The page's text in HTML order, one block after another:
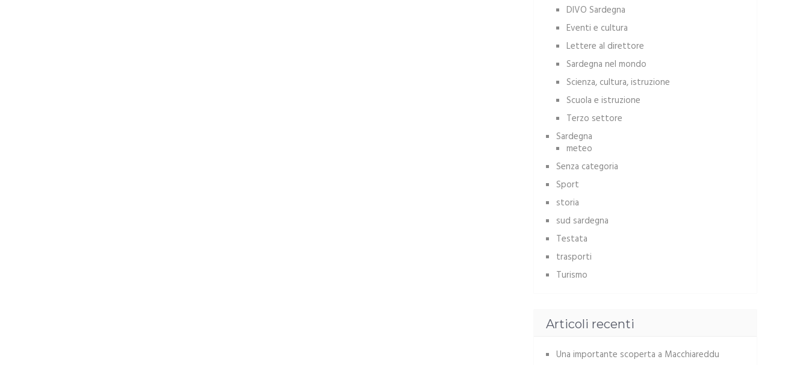
DIVO Sardegna
Eventi e cultura
Lettere al direttore
Sardegna nel mondo
Scienza, cultura, istruzione
Scuola e istruzione
Terzo settore
Sardegna
meteo
Senza categoria
Sport
storia
sud sardegna
Testata
trasporti
Turismo
Articoli recenti
Una importante scoperta a Macchiareddu